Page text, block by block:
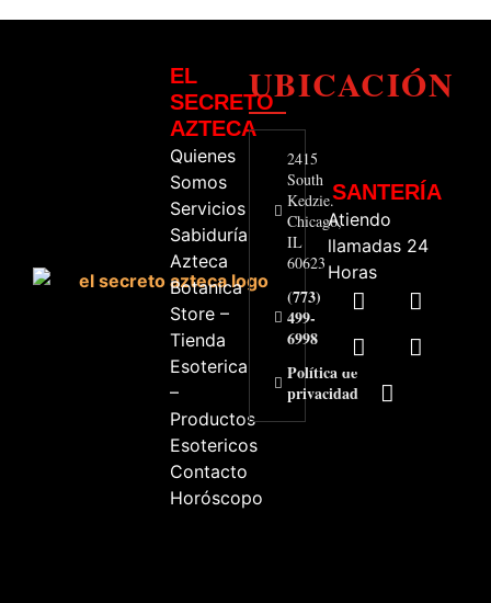
EL
SECRETO
AZTECA
Quienes
Somos
Servicios
Sabiduría
Azteca
Botanica
Store –
Tienda
Esoterica
–
Productos
Esotericos
Contacto
Horóscopo
UBICACIÓN
2415
South
Kedzie.
Chicago,
IL
60623
(773)
499-
6998
Política de
privacidad
SANTERÍA
Atiendo
llamadas 24
Horas